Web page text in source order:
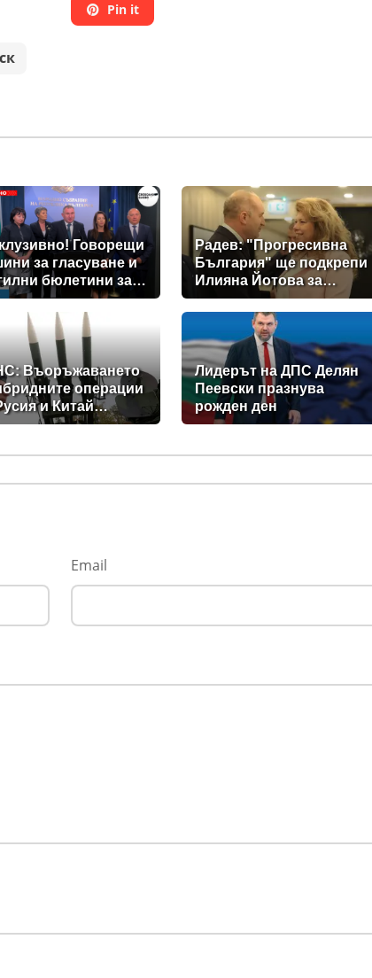
Pin it
Говорещи
за гласуване и
бюлетини за
предвиждат
изборни
(ВИДЕО)
Радев: "Прогресивна
България" ще подкрепи
Илияна Йотова за
президент
Въоръжаването
операции
и Китай
Балканите в
Лидерът на ДПС Делян
Пеевски празнува
рожден ден
Email